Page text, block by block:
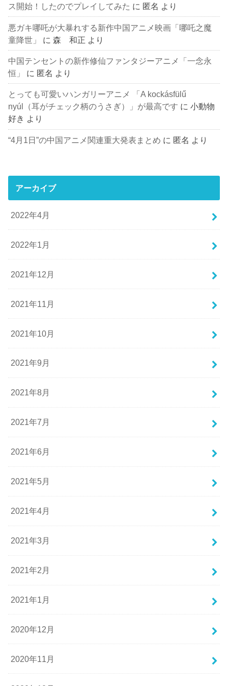
ス開始！したのでプレイしてみた に 匿名 より
悪ガキ哪吒が大暴れする新作中国アニメ映画「哪吒之魔
童降世」
に森 和正 より
中国テンセントの新作修仙ファンタジーアニメ「一念永
恒」
に 匿名 より
とっても可愛いハンガリーアニメ 「A kockásfülű
nyúl（耳がチェック柄のうさぎ）」が最高です に小動物
好き より
“4月1日”の中国アニメ関連重大発表まとめ に 匿名 より
アーカイブ
2022年4月
2022年1月
2021年12月
2021年11月
2021年10月
2021年9月
2021年8月
2021年7月
2021年6月
2021年5月
2021年4月
2021年3月
2021年2月
2021年1月
2020年12月
2020年11月